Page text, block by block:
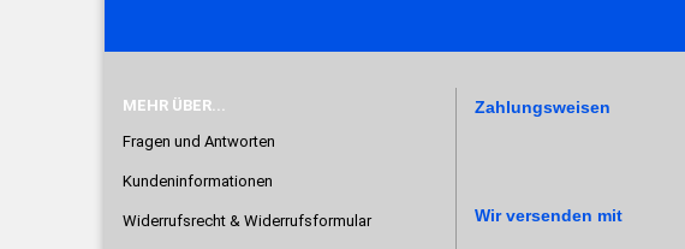
MEHR ÜBER...
Fragen und Antworten
Kundeninformationen
Widerrufsrecht & Widerrufsformular
Zahlungsweisen
Wir versenden mit